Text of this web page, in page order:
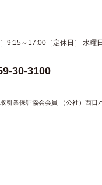
］9:15～17:00［定休日］ 水曜
30-3100
引業保証協会会員 （公社）西日